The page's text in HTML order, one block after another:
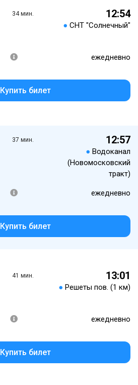
34 мин. 12:54
● СНТ "Солнечный"
ежедневно
Купить билет
37 мин. 12:57
● Водоканал
(Новомосковский
тракт)
ежедневно
Купить билет
41 мин. 13:01
● Решеты пов. (1 км)
ежедневно
Купить билет